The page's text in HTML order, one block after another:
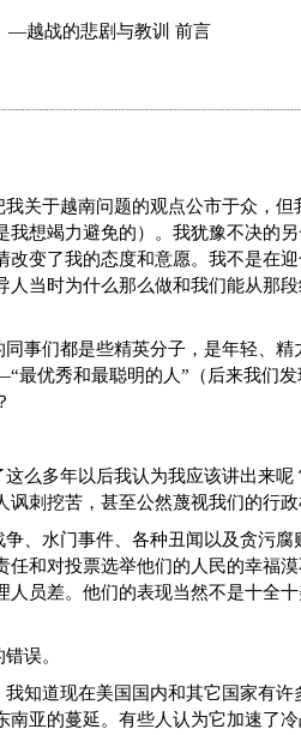
—越战的悲剧与教训 前言
关于越南问题的观点公市于众，
想竭力避免的）。我犹豫不决的
改变了我的态度和意愿。我不是在
人当时为什么那么做和我们能从那
事们都是些精英分子，是年轻、精
优秀和最聪明的人”（后来我们发
么多年以后我认为我应该讲出来呢
刺挖苦，甚至公然蔑视我们的行政
、水门事件、各种丑闻以及贪污腐
任和对投票选举他们的人民的幸福
人员差。他们的表现当然不是十全
误。
知道现在美国国内和其它国家有许
南亚的蔓延。有些人认为它加速了